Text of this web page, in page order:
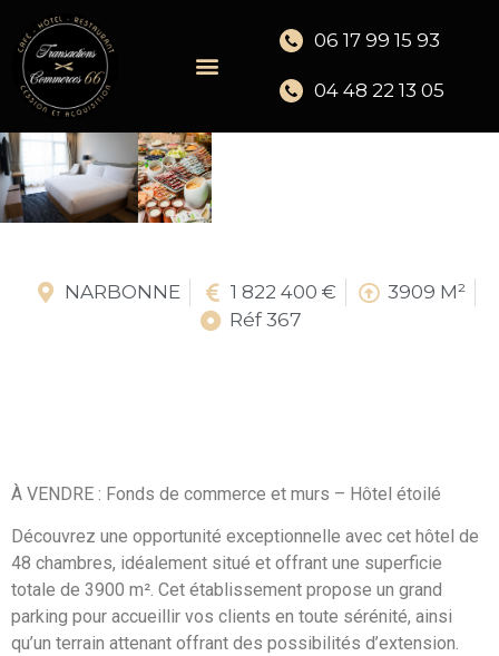
06 17 99 15 93
04 48 22 13 05
NARBONNE 1 822 400 €
3909 M²
Réf 367
À VENDRE : Fonds de commerce et murs – Hôtel étoilé
Découvrez une opportunité exceptionnelle avec cet hôtel de
48 chambres, idéalement situé et offrant une superficie
totale de 3900 m². Cet établissement propose un grand
parking pour accueillir vos clients en toute sérénité, ainsi
qu’un terrain attenant offrant des possibilités d’extension.